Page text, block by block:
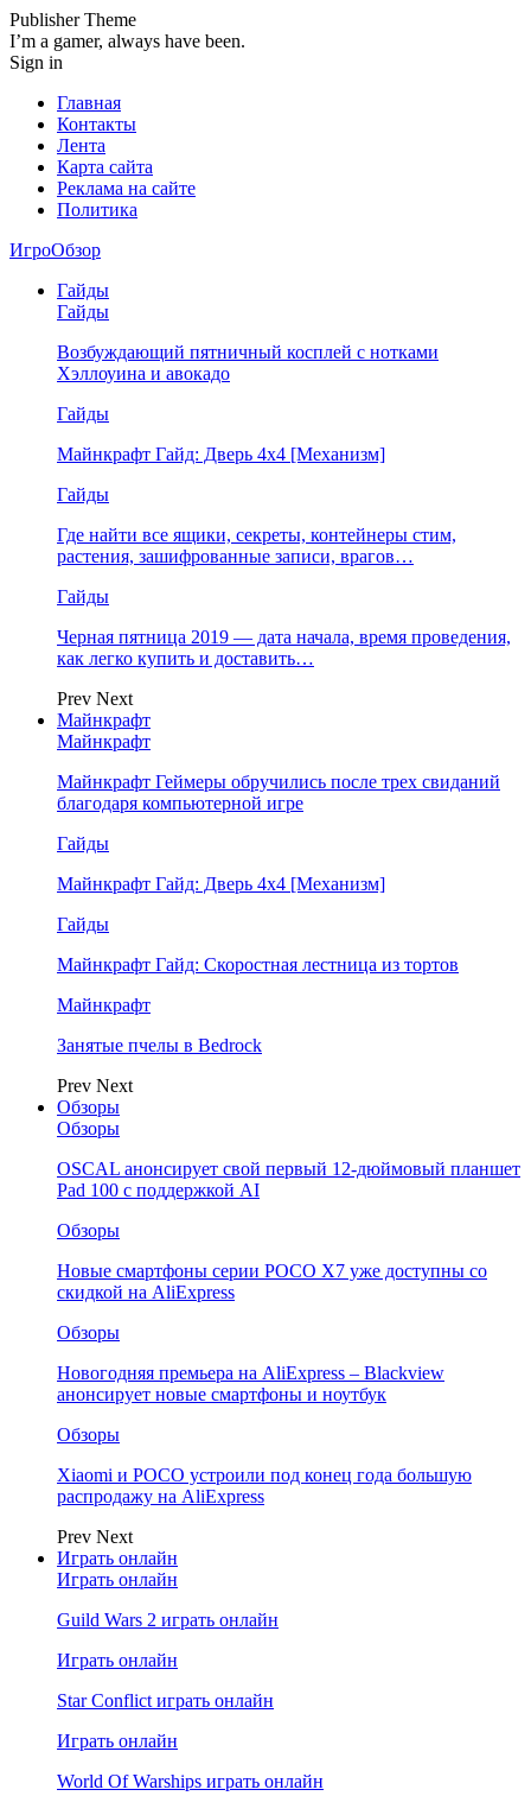
Publisher Theme
I’m a gamer, always have been.
Sign in
Главная
Контакты
Лента
Карта сайта
Реклама на сайте
Политика
ИгроОбзор
Гайды
Гайды
Возбуждающий пятничный косплей с нотками
Хэллоуина и авокадо
Гайды
Майнкрафт Гайд: Дверь 4х4 [Механизм]
Гайды
Где найти все ящики, секреты, контейнеры стим,
растения, зашифрованные записи, врагов…
Гайды
Черная пятница 2019 — дата начала, время проведения,
как легко купить и доставить…
Prev Next
Майнкрафт
Майнкрафт
Майнкрафт Геймеры обручились после трех свиданий
благодаря компьютерной игре
Гайды
Майнкрафт Гайд: Дверь 4х4 [Механизм]
Гайды
Майнкрафт Гайд: Скоростная лестница из тортов
Майнкрафт
Занятые пчелы в Bedrock
Prev Next
Обзоры
Обзоры
OSCAL анонсирует свой первый 12-дюймовый планшет
Pad 100 с поддержкой AI
Обзоры
Новые смартфоны серии POCO X7 уже доступны со
скидкой на AliExpress
Обзоры
Новогодняя премьера на AliExpress – Blackview
анонсирует новые смартфоны и ноутбук
Обзоры
Xiaomi и POCO устроили под конец года большую
распродажу на AliExpress
Prev Next
Играть онлайн
Играть онлайн
Guild Wars 2 играть онлайн
Играть онлайн
Star Conflict играть онлайн
Играть онлайн
World Of Warships играть онлайн